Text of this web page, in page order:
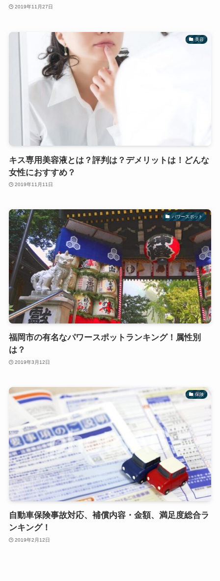
2019年11月27日
美容
キス専用美容液とは？評判は？デメリットは！どんな
女性におすすめ？
2019年11月11日
パワースポット
福岡市の有名なパワースポットランキング！属性別
は？
2019年3月12日
保険
自動車保険事故対応、補償内容・金額、満足度総合ラ
ンキング！
2019年2月12日